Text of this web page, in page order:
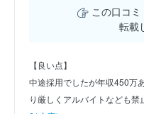
この口コミ
転載
【良い点】
中途採用でしたが年収450万
り厳しくアルバイトなども禁